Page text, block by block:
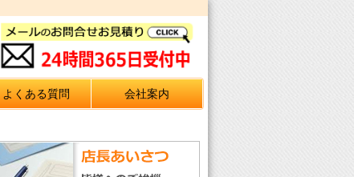
よくある質問 会社案内